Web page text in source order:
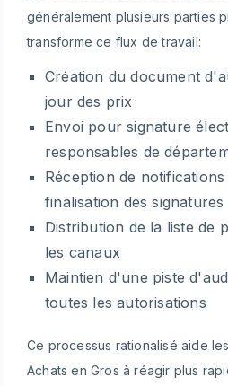
généralement plusieurs parties
transforme ce flux de travail:
Création du document
jour des prix
Envoi pour signature
responsables de
Réception de
finalisation des signatures
Distribution de la liste de
les canaux
Maintien d'une piste
toutes les autorisations
Ce processus rationalisé aide
Achats en Gros à réagir plus